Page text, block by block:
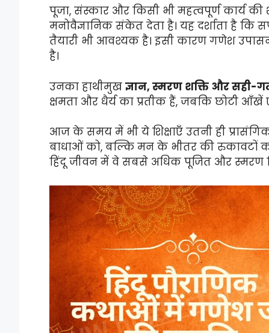
पूजा, संस्कार और किसी भी महत्वपूर्ण कार्य
मनोवैज्ञानिक संकेत देता है। यह दर्शाता है कि
तैयारी भी आवश्यक है। इसी कारण गणेश
है।
उनका हाथीमुख ज्ञान, स्मरण शक्ति और सही-
क्षमता और धैर्य का प्रतीक हैं, जबकि छोटी आँखें
आज के समय में भी ये शिक्षाएँ उतनी ही
बाधाओं को, बल्कि मन के भीतर की रुकावटों
हिंदू जीवन में वे सबसे अधिक पूजित और